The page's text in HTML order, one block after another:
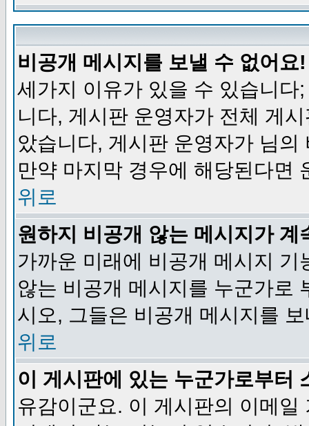
비공개 메시지를 보낼 수 없어요!
세가지 이유가 있을 수 있습니
니다, 게시판 운영자가 전체 게
았습니다, 게시판 운영자가 님
만약 마지막 경우에 해당된다면
위로
원하지 비공개 않는 메시지가 계
가까운 미래에 비공개 메시지
않는 비공개 메시지를 누군가로
시오, 그들은 비공개 메시지를
위로
이 게시판에 있는 누군가로부터
유감이군요. 이 게시판의 이메